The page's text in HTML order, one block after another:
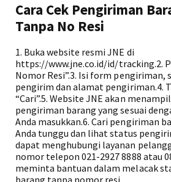
Cara Cek Pengiriman
Tanpa No Resi
1. Buka website resmi JNE di
https://www.jne.co.id/id/tracking.2.
Nomor Resi”.3. Isi form pengiriman,
pengirim dan alamat pengiriman.4.
“Cari”.5. Website JNE akan
pengiriman barang yang sesuai
Anda masukkan.6. Cari pengiriman
Anda tunggu dan lihat status
dapat menghubungi layanan
nomor telepon 021-2927 8888 atau
meminta bantuan dalam melacak
barang tanpa nomor resi.